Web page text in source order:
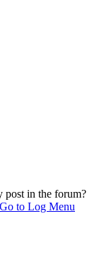
post in the forum?